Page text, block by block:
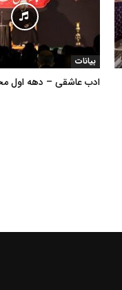
بیانات
ادب عاشقی – دهه اول محرم